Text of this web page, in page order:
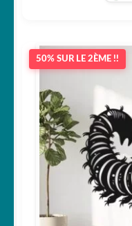
50% SUR LE 2ÈME !!